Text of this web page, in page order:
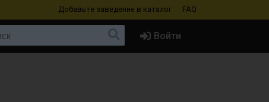
Добавьте заведение в каталог FAQ
Войти